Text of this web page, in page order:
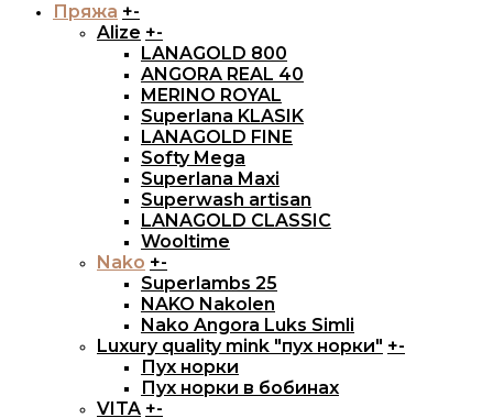
Пряжа +-
Alize +-
LANAGOLD 800
ANGORA REAL 40
MERINO ROYAL
Superlana KLASIK
LANAGOLD FINE
Softy Mega
Superlana Maxi
Superwash artisan
LANAGOLD CLASSIC
Wooltime
Nako +-
Superlambs 25
NAKO Nakolen
Nako Angora Luks Simli
Luxury quality mink "пух норки" +-
Пух норки
Пух норки в бобинах
VITA +-